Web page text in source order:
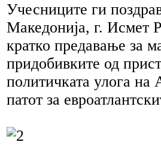
Учесниците ги
Македонија, г. Исмет
кратко предавање за
придобивките од
политичката улога
патот за